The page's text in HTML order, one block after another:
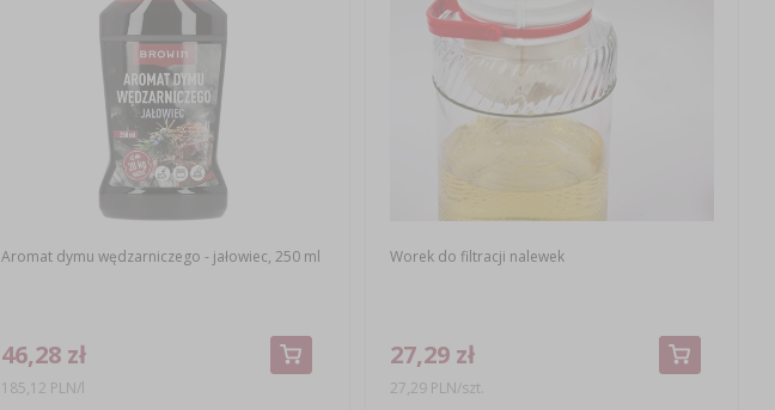
Aromat dymu wędzarniczego - jałowiec, 250 ml
46,28 zł
185,12 PLN/l
Worek do filtracji nalewek
27,29 zł
27,29 PLN/szt.